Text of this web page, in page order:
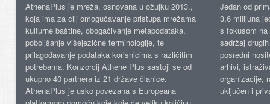
AthenaPlus je mreža, osnovana u ožujku 2013.,
koja ima za cilj omogućavanje pristupa mrežama
kulturne baštine, obogaćivanje metapodataka,
poboljšanje višejezične terminologije, te
prilagođavanje podataka korisnicima s različitim
potrebama. Konzorcij Athene Plus sastoji se od
ukupno 40 partnera iz 21 države članice.
AthenaPlus je usko povezana s Europeana
Jedan od
3,6 milijuna
s fokusom
sadržaj
posredni
arhivi,
organizacije,
uključen i